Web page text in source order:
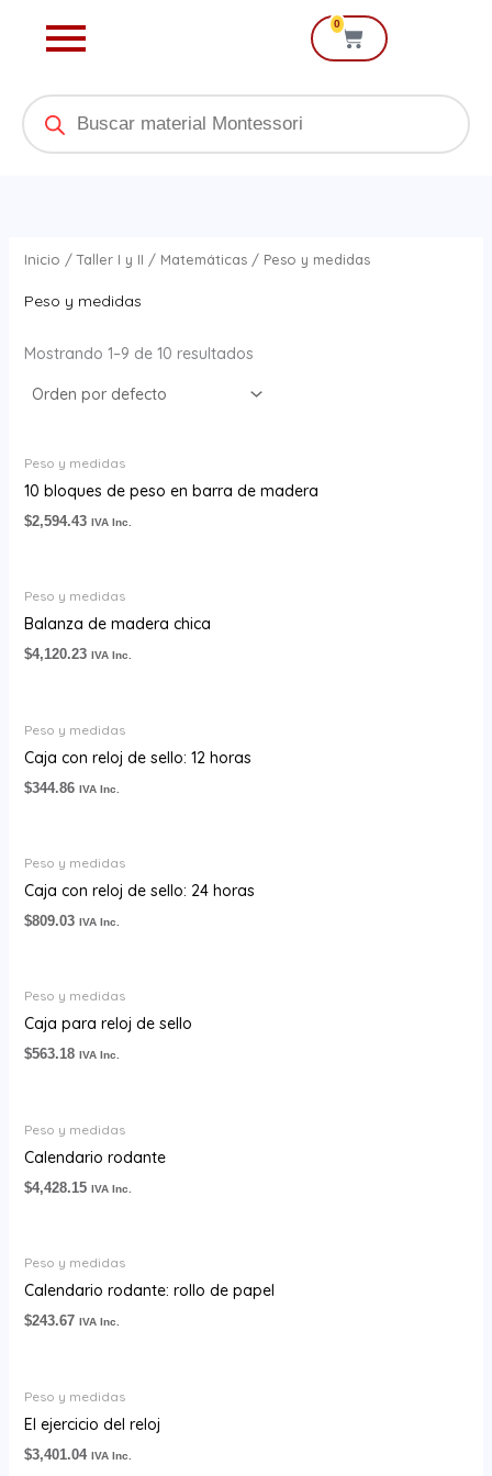
0
Cart
Products
search
Inicio /Taller I y II / Matemáticas/ Peso y medidas
Peso y medidas
Mostrando 1–9 de 10 resultados
Peso y medidas
10 bloques de peso en barra de madera
$2,594.43 IVA Inc.
Peso y medidas
Balanza de madera chica
$4,120.23 IVA Inc.
Peso y medidas
Caja con reloj de sello: 12 horas
$344.86 IVA Inc.
Peso y medidas
Caja con reloj de sello: 24 horas
$809.03 IVA Inc.
Peso y medidas
Caja para reloj de sello
$563.18 IVA Inc.
Peso y medidas
Calendario rodante
$4,428.15 IVA Inc.
Peso y medidas
Calendario rodante: rollo de papel
$243.67 IVA Inc.
Peso y medidas
El ejercicio del reloj
$3,401.04 IVA Inc.